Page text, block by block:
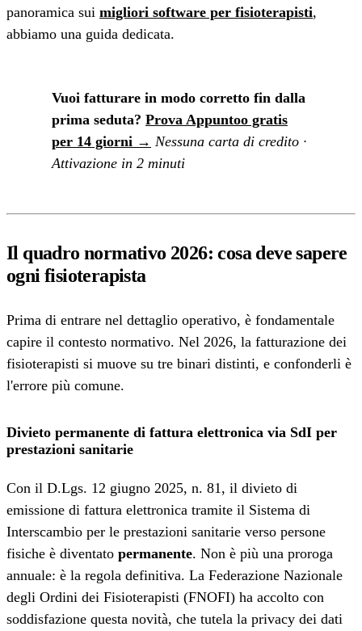
panoramica sui migliori software per fisioterapisti,
abbiamo una guida dedicata.
Vuoi fatturare in modo corretto fin dalla
prima seduta? Prova Appuntoo gratis
per 14 giorni → Nessuna carta di credito ·
Attivazione in 2 minuti
Il quadro normativo 2026: cosa deve sapere
ogni fisioterapista
Prima di entrare nel dettaglio operativo, è fondamentale
capire il contesto normativo. Nel 2026, la fatturazione dei
fisioterapisti si muove su tre binari distinti, e confonderli è
l'errore più comune.
Divieto permanente di fattura elettronica via SdI per
prestazioni sanitarie
Con il D.Lgs. 12 giugno 2025, n. 81, il divieto di
emissione di fattura elettronica tramite il Sistema di
Interscambio per le prestazioni sanitarie verso persone
fisiche è diventato permanente. Non è più una proroga
annuale: è la regola definitiva. La Federazione Nazionale
degli Ordini dei Fisioterapisti (FNOFI) ha accolto con
soddisfazione questa novità, che tutela la privacy dei dati